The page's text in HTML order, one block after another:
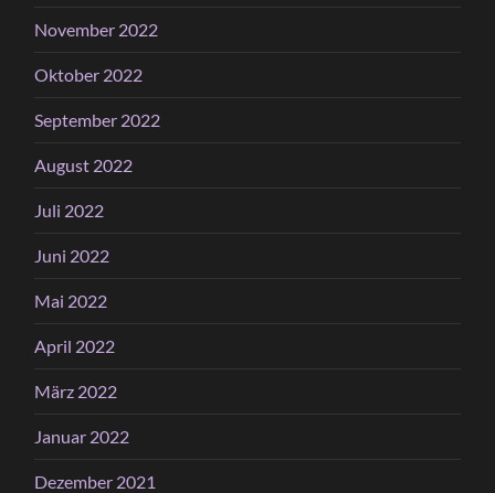
November 2022
Oktober 2022
September 2022
August 2022
Juli 2022
Juni 2022
Mai 2022
April 2022
März 2022
Januar 2022
Dezember 2021